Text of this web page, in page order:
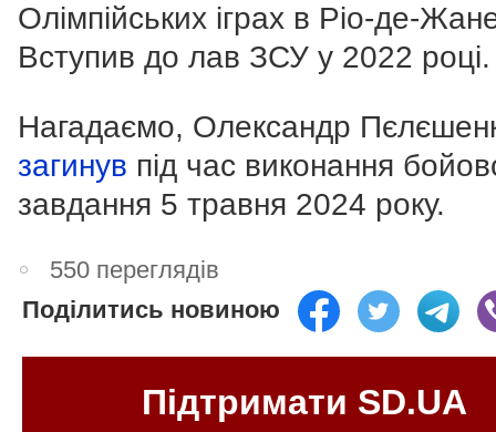
Олімпійських іграх в Ріо-де-
Вступив до лав ЗСУ у 2022 році.
Нагадаємо, Олександр
загинув під час виконання
завдання 5 травня 2024 року.
550 переглядів
Поділитись новиною
Підтримати SD.UA